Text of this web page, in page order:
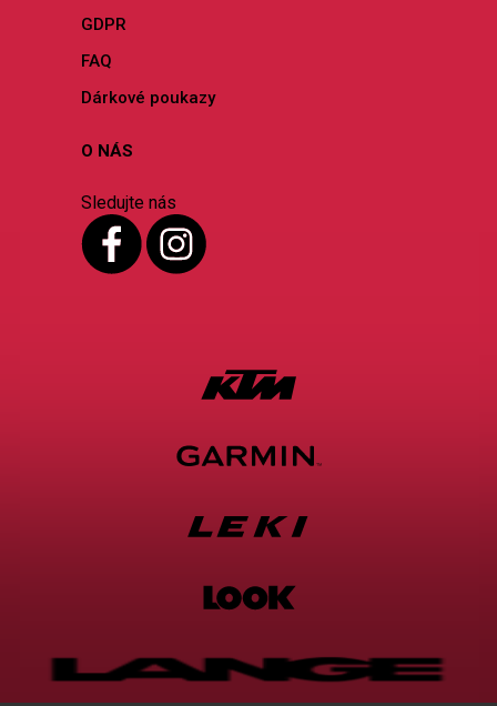
GDPR
FAQ
Dárkové poukazy
O NÁS
Sledujte nás